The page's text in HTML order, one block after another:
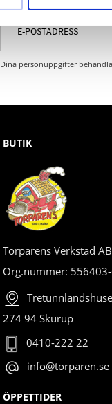
Dina personuppgifter
BUTIK
Torparens Verkstad AB
Org.nummer:
274 94 Skurup
0410-222 22
info@torparen.se
ÖPPETTIDER